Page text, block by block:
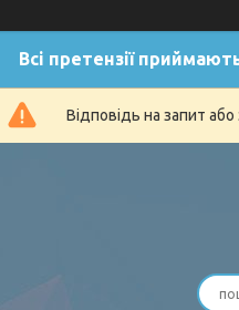
Всі претензії
Відповідь на запит